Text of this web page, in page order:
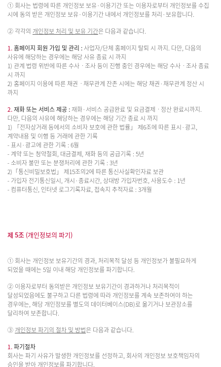
① 회사는 법령에 따른 개인정보 보유·이용기간 또는 이용자로부터 개인정보를 수집
시에 동의 받은 개인정보 보유·이용기간 내에서 개인정보를 처리·보유합니다.
② 각각의 개인정보 처리 및 보유 기간은 다음과 같습니다.
1.홈페이지 회원 가입 및 관리 :사업자/단체 홈페이지 탈퇴 시 까지. 다만, 다음의
사유에 해당하는 경우에는 해당 사유 종료 시 까지
1) 관계 법령 위반에 따른 수사ㆍ조사 등이 진행 중인 경우에는 해당 수사ㆍ조사 종료
시 까지
2) 홈페이지 이용에 따른 채권ㆍ채무관계 잔존 시에는 해당 채권·채무관계 정산 시
까지
2.재화 또는 서비스 제공 :재화·서비스 공급완료 및 요금결제ㆍ정산 완료시까지.
다만, 다음의 사유에 해당하는 경우에는 해당 기간 종료 시 까지
1) 「전자상거래 등에서의 소비자 보호에 관한 법률」 제6조에 따른 표시·광고,
계약내용 및 이행 등 거래에 관한 기록
- 표시·광고에 관한 기록 : 6월
- 계약 또는 청약철회, 대금결제, 재화 등의 공급기록 : 5년
- 소비자 불만 또는 분쟁처리에 관한 기록 : 3년
2)「통신비밀보호법」 제15조의2에 따른 통신사실확인자료 보관
- 가입자 전기통신일시, 개시·종료시간, 상대방 가입자번호, 사용도수 : 1년
- 컴퓨터통신, 인터넷 로그기록자료, 접속지 추적자료 : 3개월
제 5조 (개인정보의 파기)
① 회사는 개인정보 보유기간의 경과, 처리목적 달성 등 개인정보가 불필요하게
되었을 때에는 5일 이내 해당 개인정보를 파기합니다.
② 이용자로부터 동의받은 개인정보 보유기간이 경과하거나 처리목적이
달성되었음에도 불구하고 다른 법령에 따라 개인정보를 계속 보존하여야 하는
경우에는, 해당 개인정보를 별도의 데이터베이스(DB)로 옮기거나 보관장소를
달리하여 보존합니다.
③ 개인정보 파기의 절차 및 방법은 다음과 같습니다.
1.파기절차
회사는 파기 사유가 발생한 개인정보를 선정하고, 회사의 개인정보 보호책임자의
승인을 받아 개인정보를 파기합니다.